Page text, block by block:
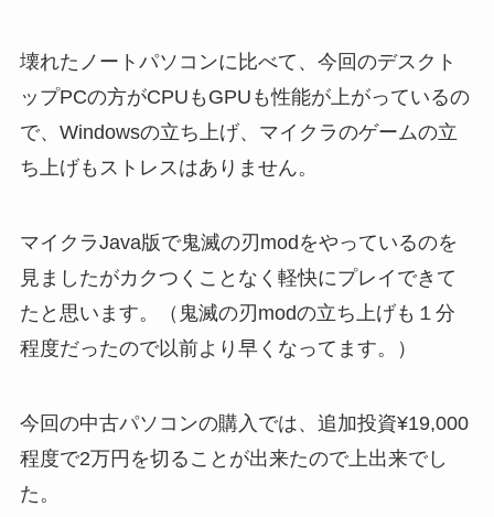
壊れたノートパソコンに比べて、今回のデスクト
ップPCの方がCPUもGPUも性能が上がっているの
で、Windowsの立ち上げ、マイクラのゲームの立
ち上げもストレスはありません。
マイクラJava版で鬼滅の刃modをやっているのを
見ましたがカクつくことなく軽快にプレイできて
たと思います。（鬼滅の刃modの立ち上げも１分
程度だったので以前より早くなってます。）
今回の中古パソコンの購入では、追加投資¥19,000
程度で2万円を切ることが出来たので上出来でし
た。